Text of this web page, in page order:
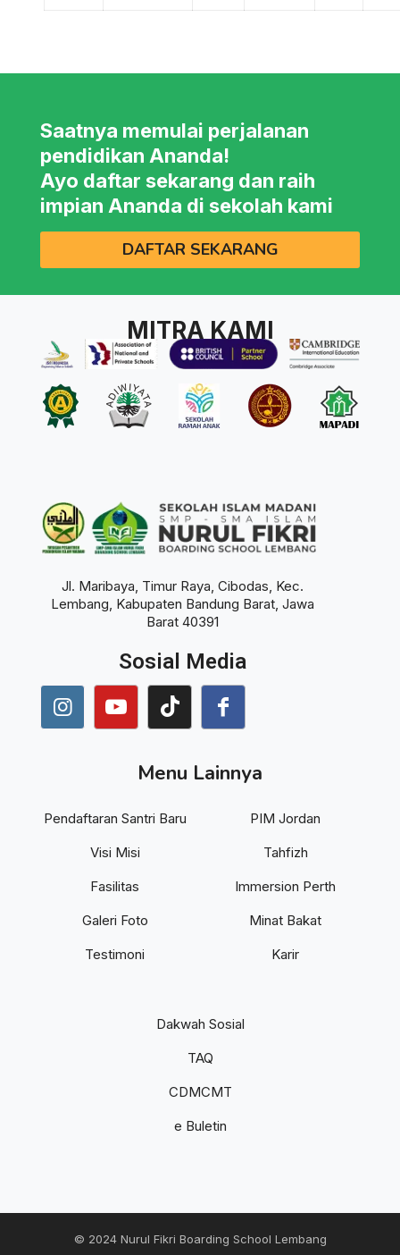
Saatnya memulai perjalanan
pendidikan Ananda!
Ayo daftar sekarang dan raih
impian Ananda di sekolah kami
DAFTAR SEKARANG
MITRA KAMI
Jl. Maribaya, Timur Raya, Cibodas, Kec.
Lembang, Kabupaten Bandung Barat, Jawa
Barat 40391
Sosial Media
Menu Lainnya
Pendaftaran Santri Baru
Visi Misi
Fasilitas
Galeri Foto
Testimoni
PIM Jordan
Tahfizh
Immersion Perth
Minat Bakat
Karir
Dakwah Sosial
TAQ
CDMCMT
e Buletin
© 2024 Nurul Fikri Boarding School Lembang